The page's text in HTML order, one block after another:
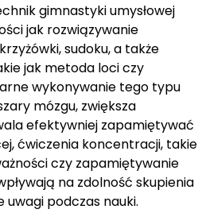
gimnastyki umysłowej
jak rozwiązywanie
sudoku, a także
jak metoda loci czy
wykonywanie tego typu
mózgu, zwiększa
efektywniej zapamiętywać
ćwiczenia koncentracji, takie
czy zapamiętywanie
na zdolność skupienia
podczas nauki.